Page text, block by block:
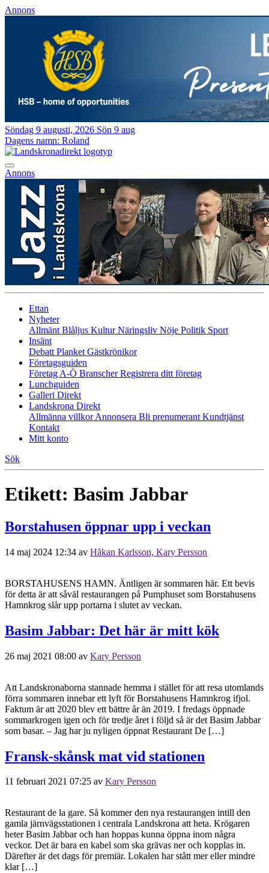
Annons
Söndag 9 augusti, 2026 Sön 9 aug
Dagens namn: Roland
Annons
Ettan
Nyheter
Allmänt Blåljus KulturNäringsliv Nöje Politik Sport
Insänt
Debatt Planket Gästkrönikor
Företagsguiden
Företag A-Ö BranscherRegistrera ditt företag
Lunchguiden
Galleri Direkt
Landskrona Direkt
Allmänna villkorAnnonsera Bli prenumerant Kundtjänst
Kontakt
Mitt konto
Sök
Etikett: Basim Jabbar
Borstahusen öppnar upp i veckan
14 maj 2024 12:34 av Håkan Karlsson, Kary Persson
BORSTAHUSENS HAMN. Äntligen är sommaren här. Ett bevis
för detta är att såväl restaurangen på Pumphuset som Borstahusens
Hamnkrog slår upp portarna i slutet av veckan.
Basim Jabbar: Det här är mitt kök
26 maj 2021 08:00 av Kary Persson
Att Landskronaborna stannade hemma i stället för att resa utomlands
förra sommaren innebar ett lyft för Borstahusens Hamnkrog ifjol.
Faktum är att 2020 blev ett bättre år än 2019. I fredags öppnade
sommarkrogen igen och för tredje året i följd så är det Basim Jabbar
som basar. – Jag har ju nyligen öppnat Restaurant De […]
Fransk-skånsk mat vid stationen
11 februari 2021 07:25 av Kary Persson
Restaurant de la gare. Så kommer den nya restaurangen intill den
gamla järnvägsstationen i centrala Landskrona att heta. Krögaren
heter Basim Jabbar och han hoppas kunna öppna inom några
veckor. Det är bara en kabel som ska grävas ner och kopplas in.
Därefter är det dags för premiär. Lokalen har stått mer eller mindre
klar […]